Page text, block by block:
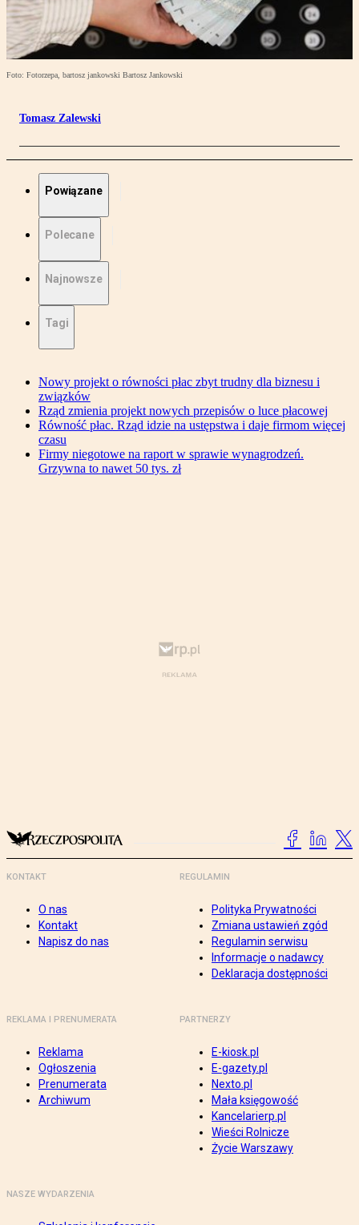
Foto: Fotorzepa, bartosz jankowski Bartosz Jankowski
Tomasz Zalewski
Powiązane
Polecane
Najnowsze
Tagi
Nowy projekt o równości płac zbyt trudny dla biznesu i
związków
Rząd zmienia projekt nowych przepisów o luce płacowej
Równość płac. Rząd idzie na ustępstwa i daje firmom więcej
czasu
Firmy niegotowe na raport w sprawie wynagrodzeń.
Grzywna to nawet 50 tys. zł
KONTAKT
O nas
Kontakt
Napisz do nas
REGULAMIN
Polityka Prywatności
Zmiana ustawień zgód
Regulamin serwisu
Informacje o nadawcy
Deklaracja dostępności
REKLAMA I PRENUMERATA
Reklama
Ogłoszenia
Prenumerata
Archiwum
PARTNERZY
E-kiosk.pl
E-gazety.pl
Nexto.pl
Mała księgowość
Kancelarierp.pl
Wieści Rolnicze
Życie Warszawy
NASZE WYDARZENIA